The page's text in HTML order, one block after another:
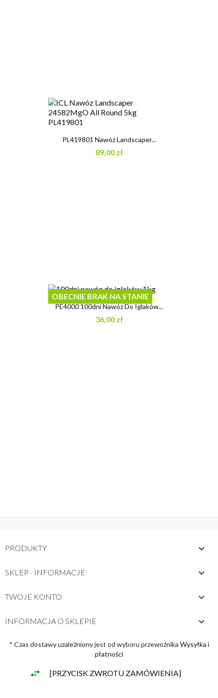
PL419801 Nawóz Landscaper...
89,00 zł
PE4000 100dni Nawóz Do Iglaków...
36,00 zł
OBECNIE BRAK NA STANIE
PRODUKTY 
SKLEP - INFORMACJE 
TWOJE KONTO 
INFORMACJA O SKLEPIE keyboard_arrow_down
* Czas dostawy uzależniony jest od wyboru przewoźnika Wysyłka i
płatności
[PRZYCISK ZWROTU ZAMÓWIENIA]